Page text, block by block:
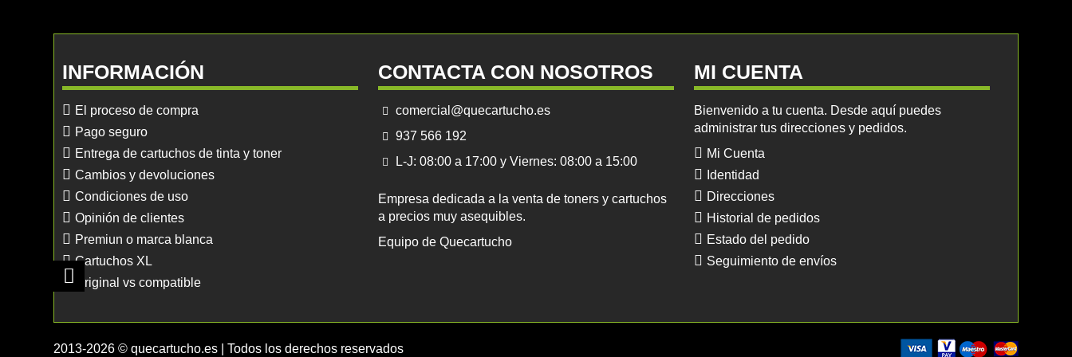
INFORMACIÓN
El proceso de compra
Pago seguro
Entrega de cartuchos de tinta y toner
Cambios y devoluciones
Condiciones de uso
Opinión de clientes
Premiun o marca blanca
Cartuchos XL
Original vs compatible
CONTACTA CON NOSOTROS
comercial@quecartucho.es
937 566 192
L-J: 08:00 a 17:00 y Viernes: 08:00 a 15:00
Empresa dedicada a la venta de toners y cartuchos
a precios muy asequibles.
Equipo de Quecartucho
MI CUENTA
Bienvenido a tu cuenta. Desde aquí puedes
administrar tus direcciones y pedidos.
Mi Cuenta
Identidad
Direcciones
Historial de pedidos
Estado del pedido
Seguimiento de envíos
2013-2026 © quecartucho.es | Todos los derechos reservados